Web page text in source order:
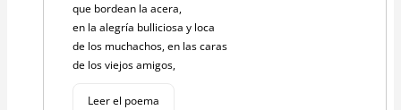
que bordean la acera,
en la alegría bulliciosa y loca
de los muchachos, en las caras
de los viejos amigos,
Leer el poema